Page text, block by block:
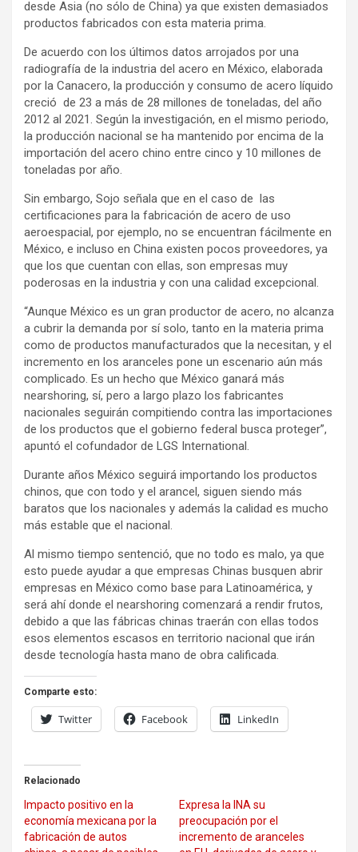
desde Asia (no sólo de China) ya que existen demasiados
productos fabricados con esta materia prima.
De acuerdo con los últimos datos arrojados por una
radiografía de la industria del acero en México, elaborada
por la Canacero, la producción y consumo de acero líquido
creció de 23 a más de 28 millones de toneladas, del año
2012 al 2021. Según la investigación, en el mismo periodo,
la producción nacional se ha mantenido por encima de la
importación del acero chino entre cinco y 10 millones de
toneladas por año.
Sin embargo, Sojo señala que en el caso de las
certificaciones para la fabricación de acero de uso
aeroespacial, por ejemplo, no se encuentran fácilmente en
México, e incluso en China existen pocos proveedores, ya
que los que cuentan con ellas, son empresas muy
poderosas en la industria y con una calidad excepcional.
“Aunque México es un gran productor de acero, no alcanza
a cubrir la demanda por sí solo, tanto en la materia prima
como de productos manufacturados que la necesitan, y el
incremento en los aranceles pone un escenario aún más
complicado. Es un hecho que México ganará más
nearshoring, sí, pero a largo plazo los fabricantes
nacionales seguirán compitiendo contra las importaciones
de los productos que el gobierno federal busca proteger”,
apuntó el cofundador de LGS International.
Durante años México seguirá importando los productos
chinos, que con todo y el arancel, siguen siendo más
baratos que los nacionales y además la calidad es mucho
más estable que el nacional.
Al mismo tiempo sentenció, que no todo es malo, ya que
esto puede ayudar a que empresas Chinas busquen abrir
empresas en México como base para Latinoamérica, y
será ahí donde el nearshoring comenzará a rendir frutos,
debido a que las fábricas chinas traerán con ellas todos
esos elementos escasos en territorio nacional que irán
desde tecnología hasta mano de obra calificada.
Comparte esto:
Twitter Facebook LinkedIn
Relacionado
Impacto positivo en la
economía mexicana por la
fabricación de autos
Expresa la INA su
preocupación por el
incremento de aranceles